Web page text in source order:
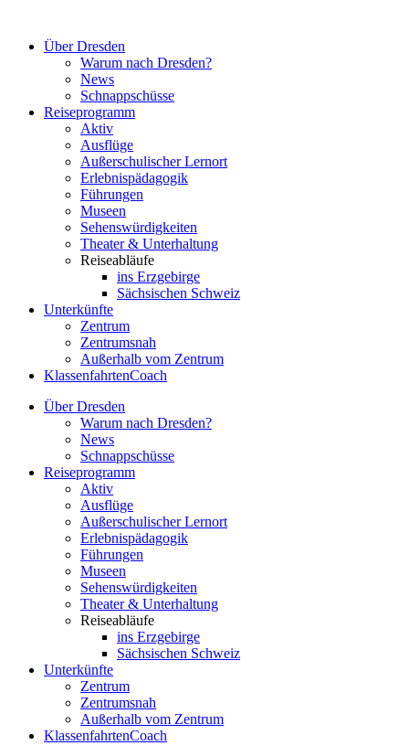
springenÜber Dresden
Warum nach Dresden?
News
Schnappschüsse
Reiseprogramm
Aktiv
Ausflüge
Außerschulischer Lernort
Erlebnispädagogik
Führungen
Museen
Sehenswürdigkeiten
Theater & Unterhaltung
Reiseabläufe
ins Erzgebirge
Sächsischen Schweiz
Unterkünfte
Zentrum
Zentrumsnah
Außerhalb vom Zentrum
KlassenfahrtenCoach
Über Dresden
Warum nach Dresden?
News
Schnappschüsse
Reiseprogramm
Aktiv
Ausflüge
Außerschulischer Lernort
Erlebnispädagogik
Führungen
Museen
Sehenswürdigkeiten
Theater & Unterhaltung
Reiseabläufe
ins Erzgebirge
Sächsischen Schweiz
Unterkünfte
Zentrum
Zentrumsnah
Außerhalb vom Zentrum
KlassenfahrtenCoach